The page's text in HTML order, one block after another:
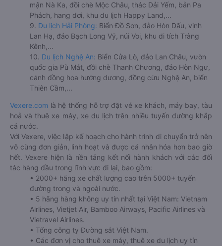
mận Nà Ka, đồi chè Mộc Châu, thác Dải Yếm, bản Pa
Phách, hang dơi, khu du lịch Happy Land,...
9. Du lịch Hải Phòng: Biển Đồ Sơn, đảo Hòn Dấu, vịnh
Lan Hạ, đảo Bạch Long Vỹ, núi Voi, khu di tích Tràng
Kênh,...
10. Du lịch Nghệ An: Biển Cửa Lò, đảo Lan Châu, vườn
quốc gia Pù Mát, đồi chè Thanh Chương, đảo Hòn Ngư,
cánh đồng hoa hướng dương, đồng cừu Nghệ An, biển
Thiên Cầm,...
Vexere.com là hệ thống hỗ trợ đặt vé xe khách, máy bay, tàu
hoả và thuê xe máy, xe du lịch trên nhiều tuyến đường khắp
cả nước.
Với Vexere, việc lập kế hoạch cho hành trình di chuyển trở nên
vô cùng đơn giản, linh hoạt và được cá nhân hóa hơn bao giờ
hết. Vexere hiện là nền tảng kết nối hành khách với các đối
tác hàng đầu trong lĩnh vực đi lại, bao gồm:
• 2000+ hãng xe chất lượng cao trên 5000+ tuyến
đường trong và ngoài nước.
• 5 hãng hàng không uy tín nhất tại Việt Nam: Vietnam
Airlines, Vietjet Air, Bamboo Airways, Pacific Airlines và
Vietravel Airlines.
• Tổng công ty Đường sắt Việt Nam.
• Các đơn vị cho thuê xe máy, thuê xe du lịch uy tín